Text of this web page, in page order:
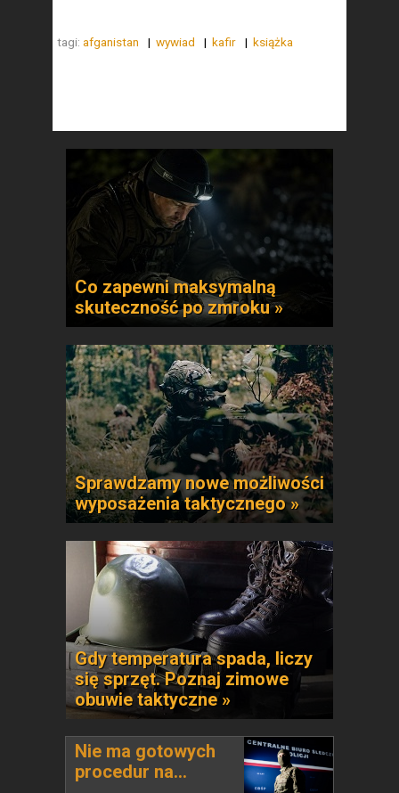
tagi: afganistan wywiad kafir książka
Co zapewni maksymalną
skuteczność po zmroku »
Sprawdzamy nowe możliwości
wyposażenia taktycznego »
Gdy temperatura spada, liczy
się sprzęt. Poznaj zimowe
obuwie taktyczne »
Nie ma gotowych
procedur na...